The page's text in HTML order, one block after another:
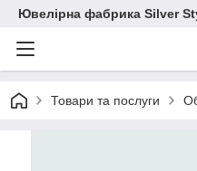
Ювелірна фабрика Silver
Товари та послуги